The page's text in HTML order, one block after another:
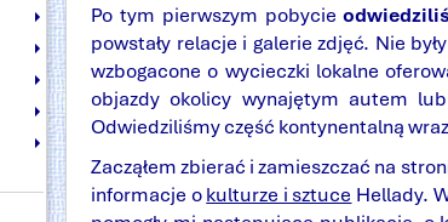
Po tym pierwszym pobycie
powstały relacje i galerie zdjęć. Nie
wzbogacone o wycieczki lokalne
objazdy okolicy wynajętym autem
Odwiedziliśmy część kontynentalną
Zacząłem zbierać i zamieszczać na
informacje okulturze i sztuce Hellady.